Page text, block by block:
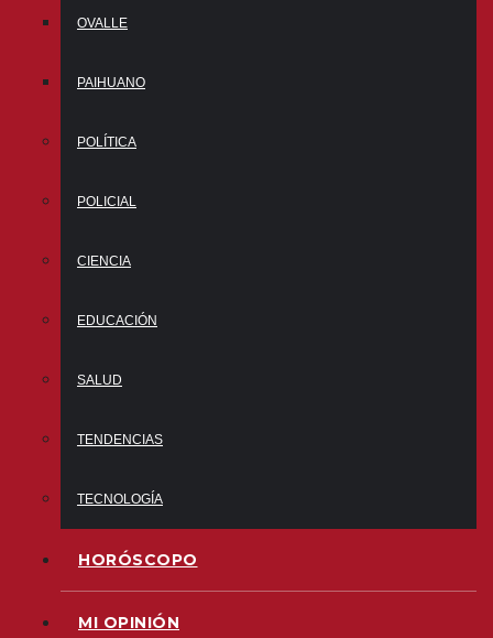
OVALLE
PAIHUANO
POLÍTICA
POLICIAL
CIENCIA
EDUCACIÓN
SALUD
TENDENCIAS
TECNOLOGÍA
HORÓSCOPO
MI OPINIÓN